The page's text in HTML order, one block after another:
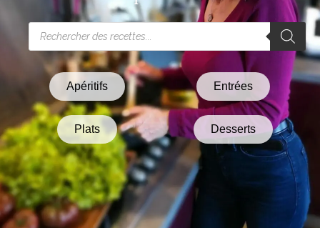
Apéritifs Entrées
Plats Desserts